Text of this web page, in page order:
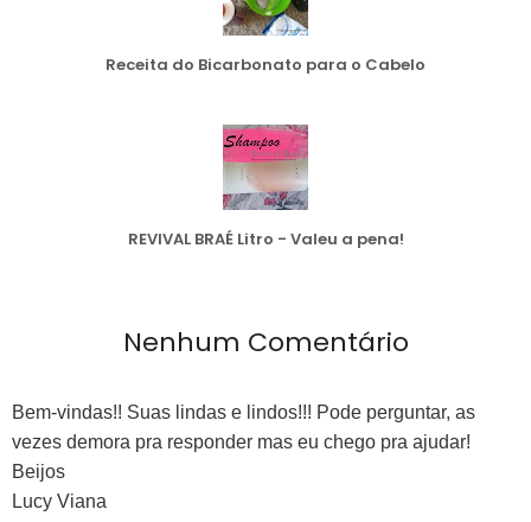
Receita do Bicarbonato para o Cabelo
REVIVAL BRAÉ Litro - Valeu a pena!
Nenhum Comentário
Bem-vindas!! Suas lindas e lindos!!! Pode perguntar, as
vezes demora pra responder mas eu chego pra ajudar!
Beijos
Lucy Viana